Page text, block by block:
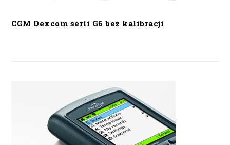
CGM Dexcom serii G6 bez kalibracji